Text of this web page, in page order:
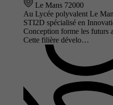
Le Mans 72000
Au Lycée polyvalent Le
STI2D spécialisé en
Conception forme les futurs
Cette filière dévelo…